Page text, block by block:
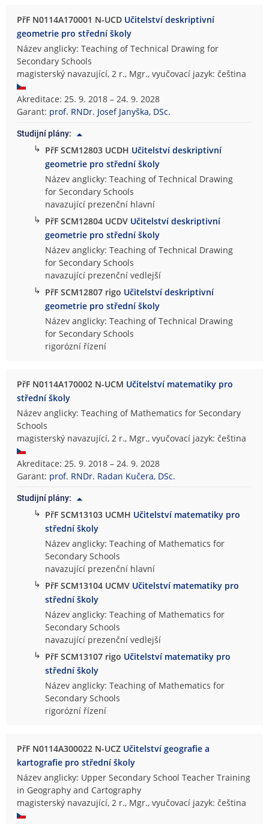
PřF N0114A170001 N-UCD Učitelství deskriptivní
geometrie pro střední školy
Název anglicky: Teaching of Technical Drawing for
Secondary Schools
magisterský navazující, 2 r., Mgr., vyučovací jazyk: čeština
Akreditace: 25. 9. 2018 – 24. 9. 2028
Garant: prof. RNDr. Josef Janyška, DSc.
Studijní plány:
↳ PřF SCM12803 UCDH Učitelství deskriptivní
geometrie pro střední školy
Název anglicky: Teaching of Technical Drawing
for Secondary Schools
navazující prezenční hlavní
↳ PřF SCM12804 UCDV Učitelství deskriptivní
geometrie pro střední školy
Název anglicky: Teaching of Technical Drawing
for Secondary Schools
navazující prezenční vedlejší
↳ PřF SCM12807 rigo Učitelství deskriptivní
geometrie pro střední školy
Název anglicky: Teaching of Technical Drawing
for Secondary Schools
rigorózní řízení
PřF N0114A170002 N-UCM Učitelství matematiky pro
střední školy
Název anglicky: Teaching of Mathematics for Secondary
Schools
magisterský navazující, 2 r., Mgr., vyučovací jazyk: čeština
Akreditace: 25. 9. 2018 – 24. 9. 2028
Garant: prof. RNDr. Radan Kučera, DSc.
Studijní plány:
↳ PřF SCM13103 UCMH Učitelství matematiky pro
střední školy
Název anglicky: Teaching of Mathematics for
Secondary Schools
navazující prezenční hlavní
↳ PřF SCM13104 UCMV Učitelství matematiky pro
střední školy
Název anglicky: Teaching of Mathematics for
Secondary Schools
navazující prezenční vedlejší
↳ PřF SCM13107 rigo Učitelství matematiky pro
střední školy
Název anglicky: Teaching of Mathematics for
Secondary Schools
rigorózní řízení
PřF N0114A300022 N-UCZ Učitelství geografie a
kartografie pro střední školy
Název anglicky: Upper Secondary School Teacher Training
in Geography and Cartography
magisterský navazující, 2 r., Mgr., vyučovací jazyk: čeština